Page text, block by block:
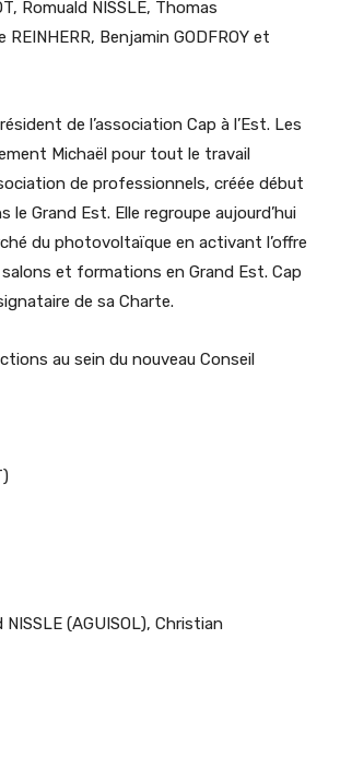
Romuald NISSLE, Thomas
Benjamin GODFROY et
de l’association Cap à l’Est. Les
Michaël pour tout le travail
de professionnels, créée début
Grand Est. Elle regroupe aujourd’hui
du photovoltaïque en activant l’offre
et formations en Grand Est. Cap
de sa Charte.
au sein du nouveau Conseil
(AGUISOL), Christian